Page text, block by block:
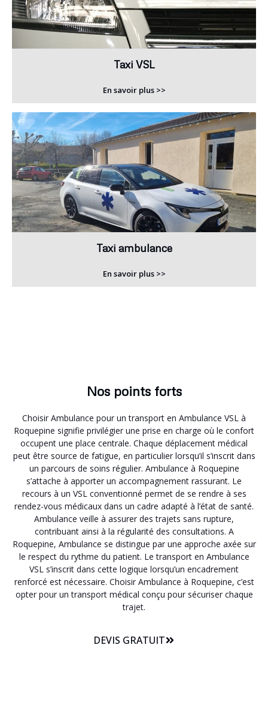
Taxi VSL
En savoir plus >>
Taxi ambulance
En savoir plus >>
Nos points forts
Choisir Ambulance pour un transport en Ambulance VSL à
Roquepine signifie privilégier une prise en charge où le confort
occupent une place centrale. Chaque déplacement médical
peut être source de fatigue, en particulier lorsqu’il s’inscrit dans
un parcours de soins régulier. Ambulance à Roquepine
s’attache à apporter un accompagnement rassurant. Le
recours à un VSL conventionné permet de se rendre à ses
rendez-vous médicaux dans un cadre adapté à l’état de santé.
Ambulance veille à assurer des trajets sans rupture,
contribuant ainsi à la régularité des consultations. A
Roquepine, Ambulance se distingue par une approche axée sur
le respect du rythme du patient. Le transport en Ambulance
VSL s’inscrit dans cette logique lorsqu’un encadrement
renforcé est nécessaire. Choisir Ambulance à Roquepine, c’est
opter pour un transport médical conçu pour sécuriser chaque
trajet.
DEVIS GRATUIT